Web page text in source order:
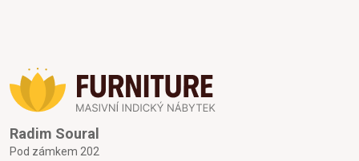
Radim Soural
Pod zámkem 202